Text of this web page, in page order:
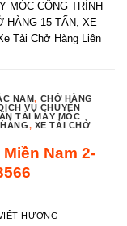
MÓC CÔNG TRÌNH
HÀNG 15 TẤN XE
Tải Chở Hàng Liên
NAM, CHỞ HÀNG
DỊCH VỤ CHUYỂN
TẢI MÁY MÓC
, XE TẢI CHỞ
Nam 2-
HƯƠNG